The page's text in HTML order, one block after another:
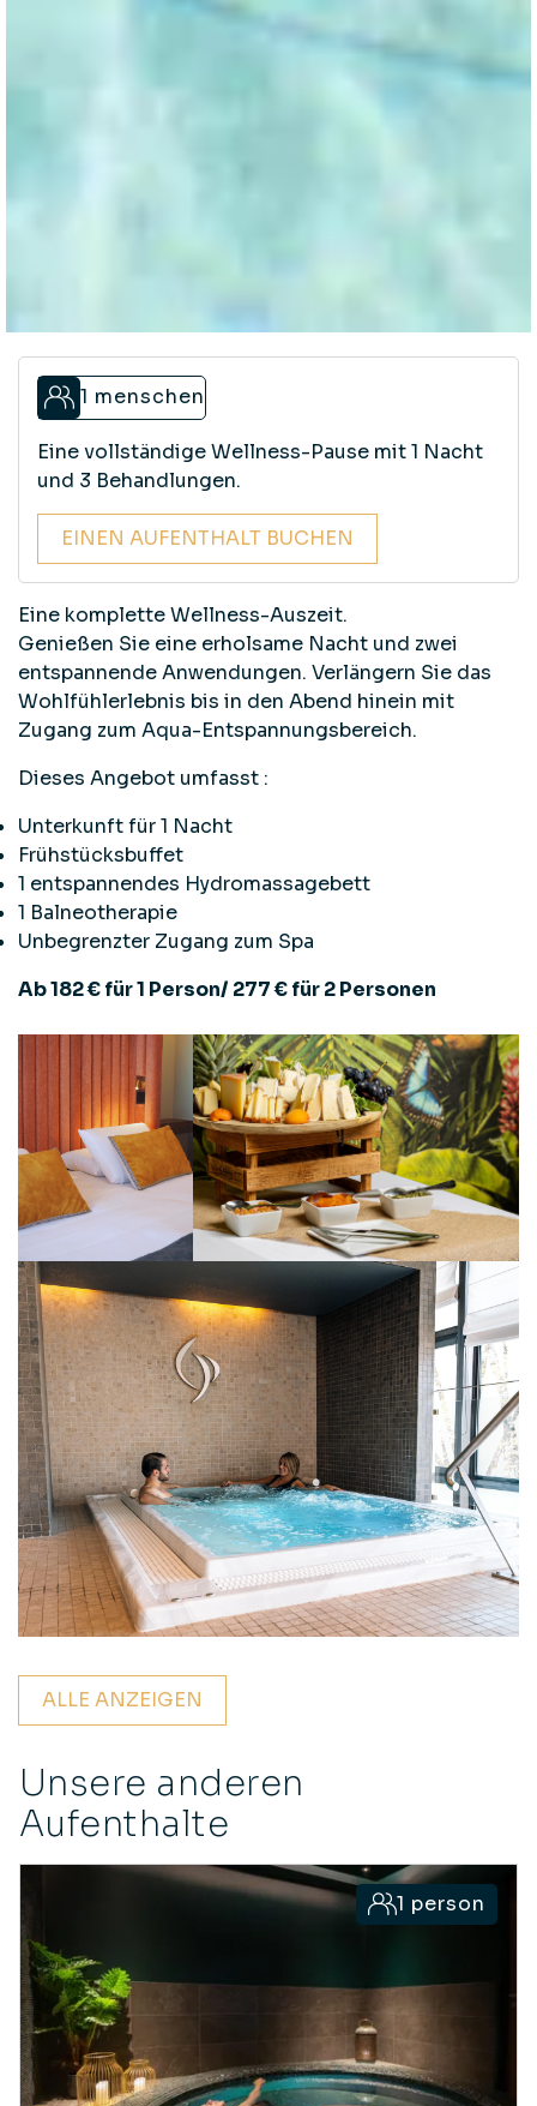
1 menschen
Eine vollständige Wellness-Pause mit 1 Nacht
und 3 Behandlungen.
EINEN AUFENTHALT BUCHEN
Eine komplette Wellness-Auszeit.
Genießen Sie eine erholsame Nacht und zwei
entspannende Anwendungen. Verlängern Sie das
Wohlfühlerlebnis bis in den Abend hinein mit
Zugang zum Aqua-Entspannungsbereich.
Dieses Angebot umfasst :
Unterkunft für 1 Nacht
Frühstücksbuffet
1 entspannendes Hydromassagebett
1 Balneotherapie
Unbegrenzter Zugang zum Spa
Ab 182 € für 1 Person/ 277 € für 2 Personen
ALLE ANZEIGEN
Unsere anderen
Aufenthalte
1 person